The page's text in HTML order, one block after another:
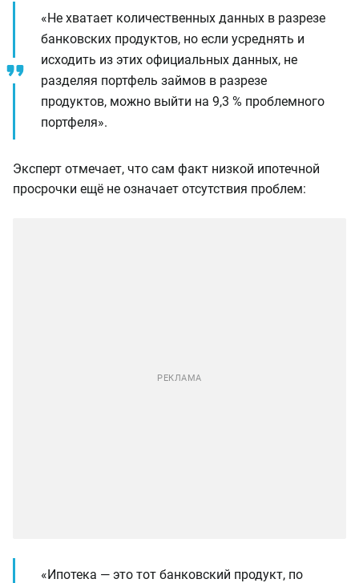
«Не хватает количественных данных в разрезе
банковских продуктов, но если усреднять и
исходить из этих официальных данных, не
разделяя портфель займов в разрезе
продуктов, можно выйти на 9,3 % проблемного
портфеля».
Эксперт отмечает, что сам факт низкой ипотечной
просрочки ещё не означает отсутствия проблем:
«Ипотека — это тот банковский продукт, по